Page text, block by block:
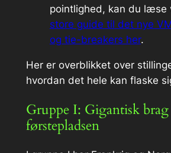
pointlighed, kan du læse
store guide til det nye
og tie-breakers her.
Her er overblikket over
hvordan det hele kan flaske
Gruppe I: Gigantisk
førstepladsen